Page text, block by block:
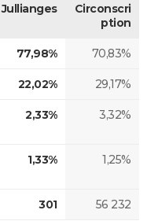
Jullianges
Circonscri
ption
77,98% 70,83%
22,02% 29,17%
2,33% 3,32%
1,33% 1,25%
301 56 232